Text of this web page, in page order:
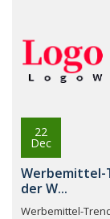
22
Dec
Werbemittel-
der W...
Werbemittel-